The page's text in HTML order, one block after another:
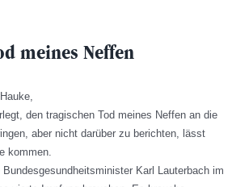
meines Neffen
den tragischen Tod meines Neffen an die
aber nicht darüber zu berichten, lässt
kommen.
Karl Lauterbach im